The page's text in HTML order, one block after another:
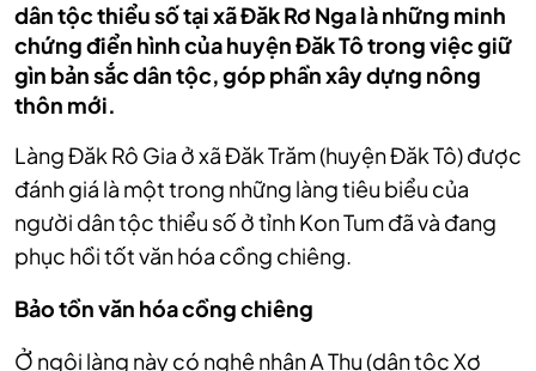
dân tộc thiểu số tại xã Đăk Rơ Nga là những minh
chứng điển hình của huyện Đăk Tô trong việc giữ
gìn bản sắc dân tộc, góp phần xây dựng nông
thôn mới.
Làng Đăk Rô Gia ở xã Đăk Trăm (huyện Đăk Tô) được
đánh giá là một trong những làng tiêu biểu của
người dân tộc thiểu số ở tỉnh Kon Tum đã và đang
phục hồi tốt văn hóa cồng chiêng.
Bảo tồn văn hóa cồng chiêng
Ở ngôi làng này có nghệ nhân A Thu (dân tộc Xơ